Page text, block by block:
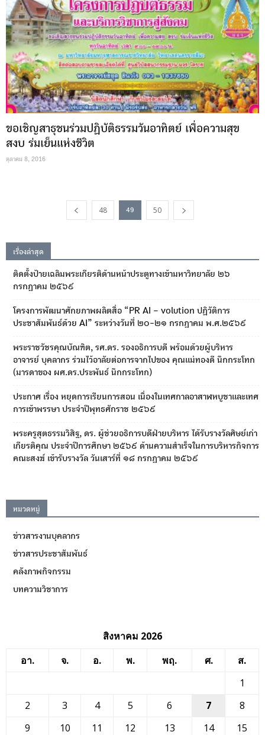
ขอเชิญสาธุชนร่วมปฏิบัติธรรมวันอาทิตย์ เพื่อความสุข
สงบ ร่มเย็นแห่งชีวิต
ตุลาคม 8, 2016
48 49 50
เรื่องล่าสุด
ติดตั้งป้ายเฉลิมพระเกียรติด้านหน้าประตูทางเข้ามหาวิทยาลัย ๒๖
กรกฎาคม ๒๕๖๙
โครงการพัฒนาศักยภาพผลิตสื่อ “PR AI – volution ปฏิวัติการ
ประชาสัมพันธ์ด้วย AI” ระหว่างวันที่ ๒๐-๒๑ กรกฎาคม พ.ศ.๒๕๖๙
พระราชวัชรคุณบัณฑิต, รศ.ดร. รองอธิการบดี พร้อมด้วยผู้บริหาร
อาจารย์ บุคลากร ร่วมไว้อาลัยต่อการจากไปของ คุณแม่ทองดี นึกกระโทก
(มารดาของ ผศ.ดร.ประพันธ์ นึกกระโทก)
ประกาศ เรื่อง หยุดการเรียนการสอน เนื่องในเทศกาลอาสาฬหบูชาและเทศ
การเข้าพรรษา ประจำปีพุทธศักราช ๒๕๖๙
พระครูสุตธรรมวิสิฐ, ดร. ผู้ช่วยอธิการบดีฝ่ายบริหาร ได้รับรางวัลศิษย์เก่า
เกียรติคุณ ประจำปีการศึกษา ๒๕๖๙ ด้านความสำเร็จในการบริหารกิจการ
คณะสงฆ์ เข้ารับรางวัล วันเสาร์ที่ ๑๘ กรกฎาคม ๒๕๖๙
หมวดหมู่
ข่าวสารงานบุคลากร
ข่าวสารประชาสัมพันธ์
คลังภาพกิจกรรม
บทความวิชาการ
สิงหาคม 2026
อา.
จ. อ. พ. พฤ. ศ.
ส.
1
2
3 4 5 6 7
8
9
10 11 12 13 14 15